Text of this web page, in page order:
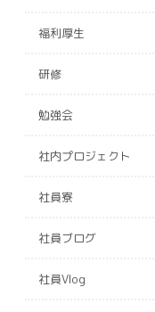
福利厚生
研修
勉強会
社内プロジェクト
社員寮
社員ブログ
社員Vlog